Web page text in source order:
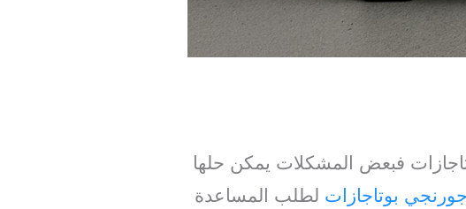
فبعض المشكلات يمكن حلها
بوتاجازات لطلب المساعدة